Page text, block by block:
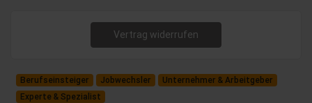
Vertrag widerrufen
Berufseinsteiger Jobwechsler
Unternehmer & Arbeitgeber
Experte & Spezialist